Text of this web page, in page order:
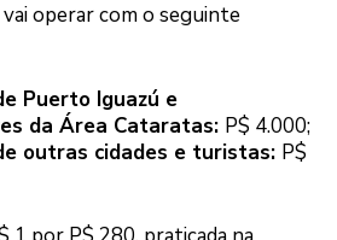
vai operar com o seguinte
Puerto Iguazú e
da Área Cataratas: P$ 4.000;
outras cidades e turistas: P$